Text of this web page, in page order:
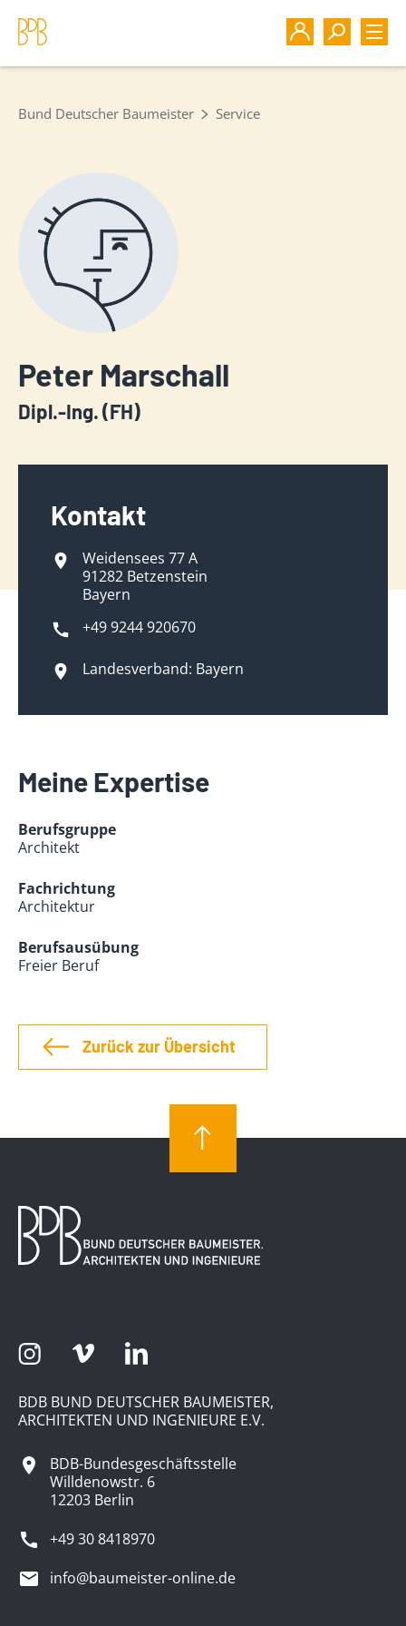
Bund Deutscher Baumeister Service
Peter Marschall
Dipl.-Ing. (FH)
Kontakt
Weidensees 77 A
91282 Betzenstein
Bayern
+49 9244 920670
Landesverband: Bayern
Meine Expertise
Berufsgruppe
Architekt
Fachrichtung
Architektur
Berufsausübung
Freier Beruf
Zurück zur Übersicht
BDB BUND DEUTSCHER BAUMEISTER,
ARCHITEKTEN UND INGENIEURE E.V.
BDB-Bundesgeschäftsstelle
Willdenowstr. 6
12203 Berlin
+49 30 8418970
info@baumeister-online.de